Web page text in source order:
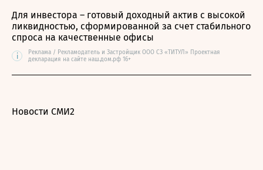
Для инвестора – готовый доходный актив с высокой
ликвидностью, сформированной за счет стабильного
спроса на качественные офисы
i
Реклама / Рекламодатель и Застройщик ООО СЗ «ТИТУЛ» Проектная
декларация на сайте наш.дом.рф 16+
Новости СМИ2